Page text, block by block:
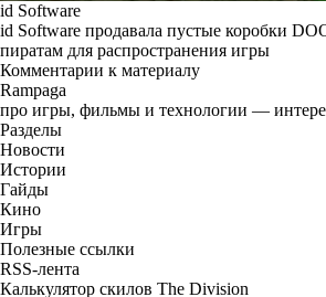
id Software
id Software продавала пустые коробки
пиратам для распространения игры
Комментарии к материалу
Rampaga
про игры, фильмы и технологии —
Разделы
Новости
Истории
Гайды
Кино
Игры
Полезные ссылки
RSS-лента
Калькулятор скилов The Division